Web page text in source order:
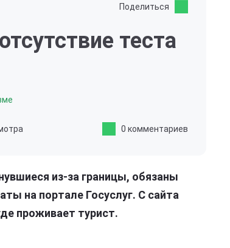
Поделиться
теста
0 комментариев
из-за границы, обязаны
на портале Госуслуг. С сайта
проживает турист.